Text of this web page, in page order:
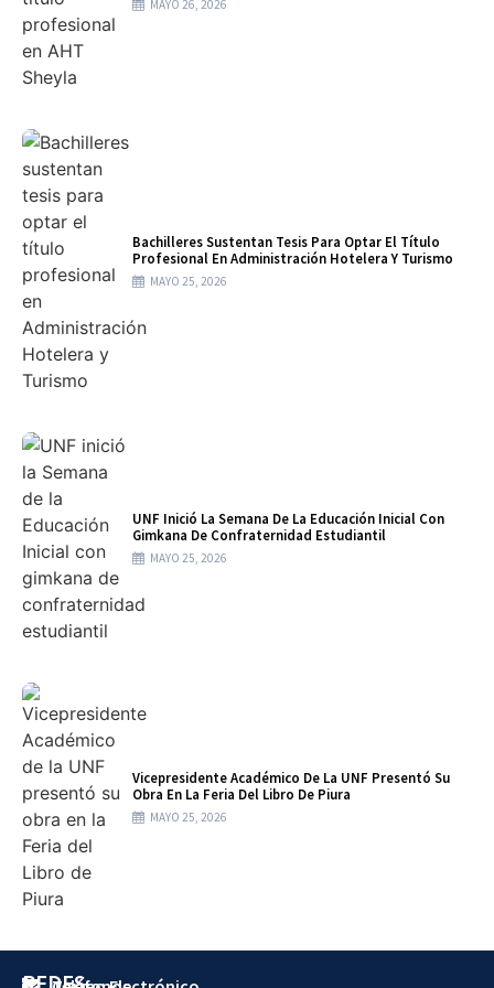
MAYO 26, 2026
Bachilleres Sustentan Tesis Para Optar El Título
Profesional En Administración Hotelera Y Turismo
MAYO 25, 2026
UNF Inició La Semana De La Educación Inicial Con
Gimkana De Confraternidad Estudiantil
MAYO 25, 2026
Vicepresidente Académico De La UNF Presentó Su
Obra En La Feria Del Libro De Piura
MAYO 25, 2026